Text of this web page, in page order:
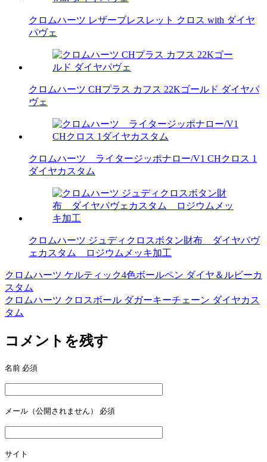
クロムハーツ レザーブレスレット クロス with ダイヤ
パヴェ
クロムハーツ CHプラス カフス 22Kゴールド ダイヤパ
ヴェ
クロムハーツ ライタージッポナロー/V1 CHクロス 1
ダイヤカスタム
クロムハーツ ジュディクロスボタン財布 ダイヤパヴ
ェカスタム ロジウムメッキ加工
投
稿
ナ
ビ
ー
シ
ョ
ン
クロムハーツ ケルティック4色ボールペン ダイヤ＆ルビーカ
スタム
クロムハーツ クロスボール ダガーキーチェーン ダイヤカス
タム
コメントを残す
名前 必須
メール（公開されません） 必須
サイト